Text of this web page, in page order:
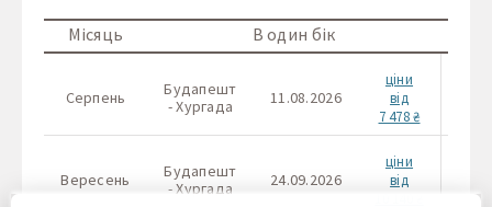
Місяць В один бік
Серпень
Будапешт
- Хургада
11.08.2026
ціни
від
7 478 ₴
Вересень
Будапешт
- Хургада
24.09.2026
ціни
від